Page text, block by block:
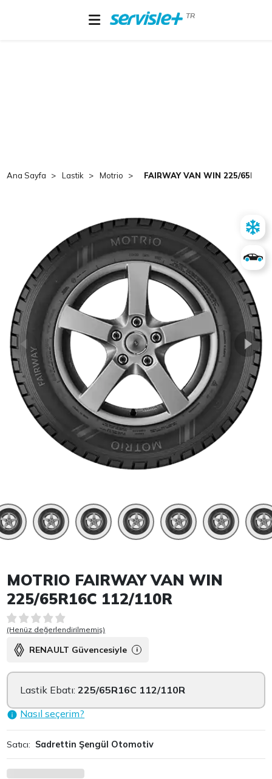
TR
Ana Sayfa Lastik Motrio FAIRWAY VAN WIN 225/
Item 1 of 9
MOTRIO FAIRWAY VAN WIN
225/65R16C 112/110R
(Henüz değerlendirilmemiş)
RENAULT Güvencesiyle i
Lastik Ebatı:225/65R16C 112/110R
Nasıl seçerim?
Satıcı: Sadrettin Şengül Otomotiv